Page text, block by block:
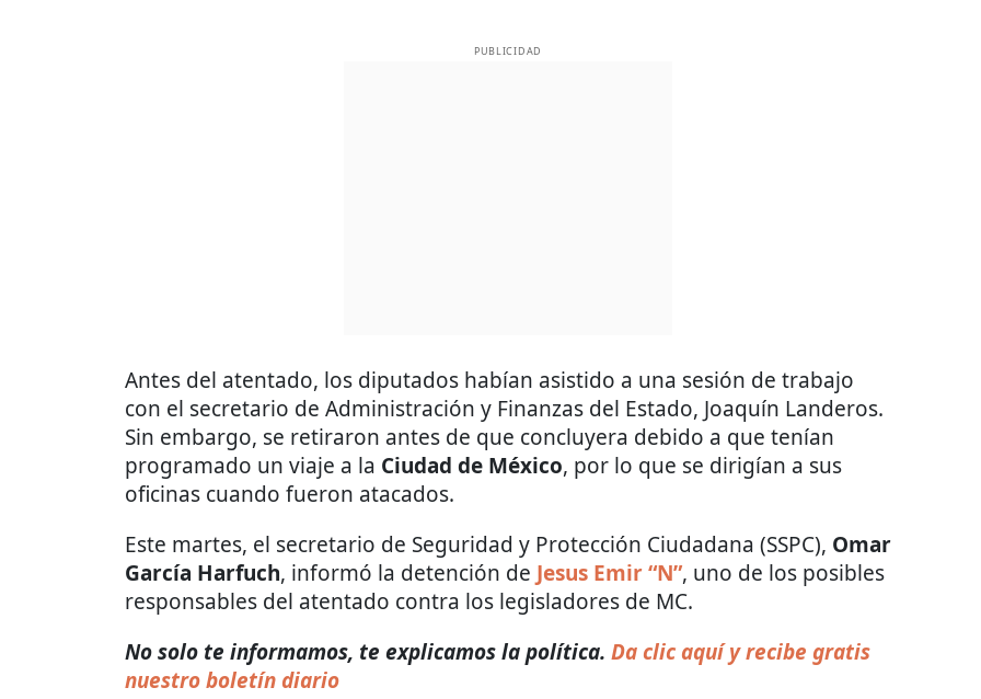
PUBLICIDAD
Antes del atentado, los diputados habían asistido a una sesión de trabajo
con el secretario de Administración y Finanzas del Estado, Joaquín Landeros.
Sin embargo, se retiraron antes de que concluyera debido a que tenían
programado un viaje a la Ciudad de México, por lo que se dirigían a sus
oficinas cuando fueron atacados.
Este martes, el secretario de Seguridad y Protección Ciudadana (SSPC), Omar
García Harfuch, informó la detención de Jesus Emir “N”, uno de los posibles
responsables del atentado contra los legisladores de MC.
No solo te informamos, te explicamos la política. Da clic aquí y recibe gratis
nuestro boletín diario